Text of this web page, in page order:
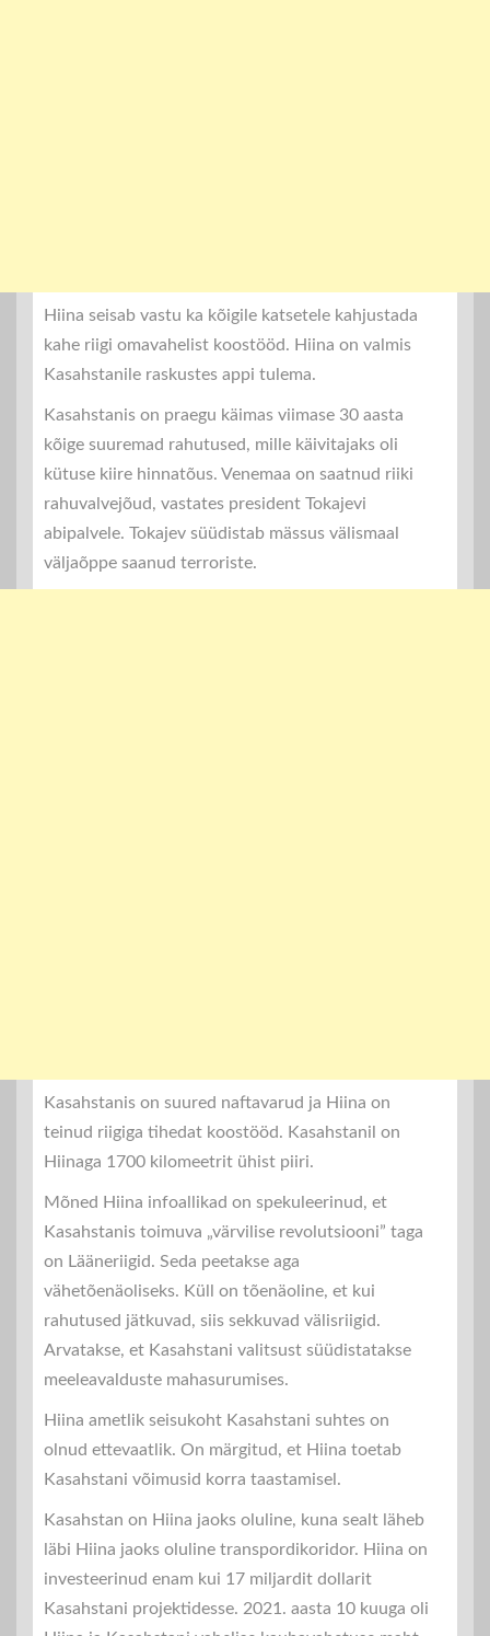
Hiina seisab vastu ka kõigile katsetele kahjustada
kahe riigi omavahelist koostööd. Hiina on valmis
Kasahstanile raskustes appi tulema.
Kasahstanis on praegu käimas viimase 30 aasta
kõige suuremad rahutused, mille käivitajaks oli
kütuse kiire hinnatõus. Venemaa on saatnud riiki
rahuvalvejõud, vastates president Tokajevi
abipalvele. Tokajev süüdistab mässus välismaal
väljaõppe saanud terroriste.
Kasahstanis on suured naftavarud ja Hiina on
teinud riigiga tihedat koostööd. Kasahstanil on
Hiinaga 1700 kilomeetrit ühist piiri.
Mõned Hiina infoallikad on spekuleerinud, et
Kasahstanis toimuva „värvilise revolutsiooni” taga
on Lääneriigid. Seda peetakse aga
vähetõenäoliseks. Küll on tõenäoline, et kui
rahutused jätkuvad, siis sekkuvad välisriigid.
Arvatakse, et Kasahstani valitsust süüdistatakse
meeleavalduste mahasurumises.
Hiina ametlik seisukoht Kasahstani suhtes on
olnud ettevaatlik. On märgitud, et Hiina toetab
Kasahstani võimusid korra taastamisel.
Kasahstan on Hiina jaoks oluline, kuna sealt läheb
läbi Hiina jaoks oluline transpordikoridor. Hiina on
investeerinud enam kui 17 miljardit dollarit
Kasahstani projektidesse. 2021. aasta 10 kuuga oli